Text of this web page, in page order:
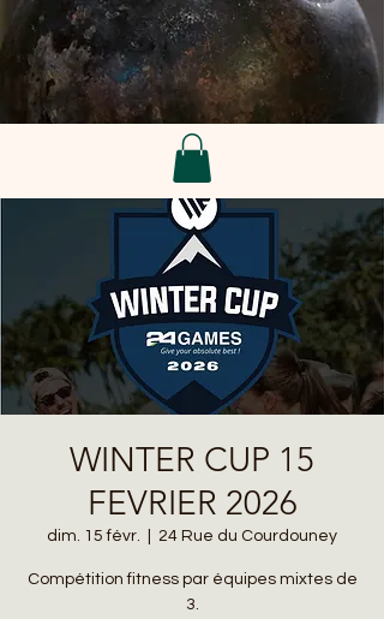
WINTER CUP 15
FEVRIER 2026
dim. 15 févr. 24 Rue du Courdouney
Compétition fitness par équipes mixtes de
3.